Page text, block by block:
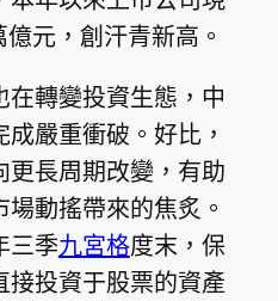
元，創汗青新高。
在轉變投資生態，中
嚴重衝破。好比，
更長周期改變，有助
動搖帶來的焦炙。
三季九宮格度末，保
接投資于股票的資產